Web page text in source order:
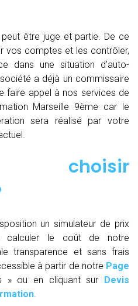
être juge et partie. De ce
vos comptes et les contrôler,
dans une situation d’auto-
a déjà un commissaire
faire appel à nos services de
Marseille 9ème car le
sera réalisé par votre
choisir
un simulateur de prix
calculer le coût de notre
transparence et sans frais
à partir de notre Page
» ou en cliquant sur Devis
.